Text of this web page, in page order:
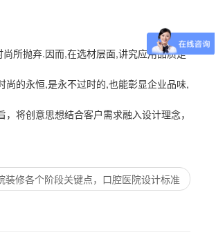
所抛弃.因而,在选材层面,讲究应用品质是
的永恒,是永不过时的,也能彰显企业品味,
将创意思想结合客户需求融入设计理念，
装修各个阶段关键点，口腔医院设计标准